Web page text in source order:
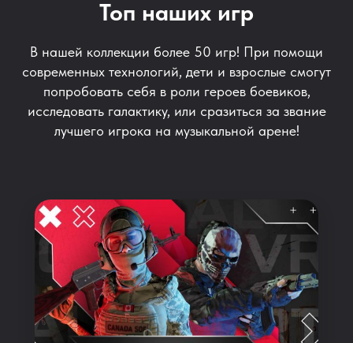
Топ наших игр
В нашей коллекции более 50 игр! При помощи
современных технологий, дети и взрослые смогут
попробовать себя в роли героев боевиков,
исследовать галактику, или сразиться за звание
лучшего игрока на музыкальной арене!